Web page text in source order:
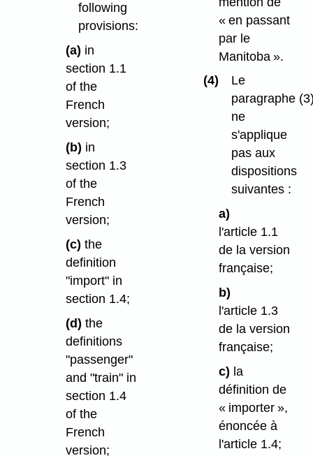
following
provisions:
(a) in
section 1.1
of the
French
version;
(b) in
section 1.3
of the
French
version;
(c) the
definition
"import" in
section 1.4;
(d) the
definitions
"passenger"
and "train" in
section 1.4
of the
French
version;
« en passant
par le
Manitoba ».
(4)
Le
paragraphe
ne
s'applique
pas aux
dispositions
suivantes :
a)
l'article 1.1
de la version
française;
b)
l'article 1.3
de la version
française;
c) la
définition de
« importer »,
énoncée à
l'article 1.4;